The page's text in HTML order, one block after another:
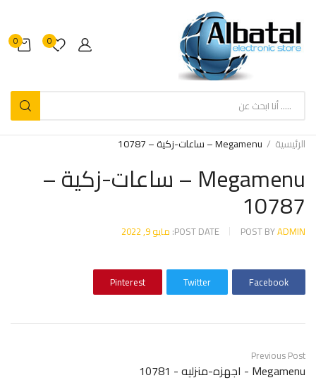
0
0
الرئيسية Megamenu – ساعات-زكية – 10787
Megamenu – ساعات-زكية –
10787
POST BYADMIN
POST DATE: مايو 9, 2022
Facebook
Twitter
Pinterest
Previous Post
Megamenu - اجهزه-منزليه - 10781